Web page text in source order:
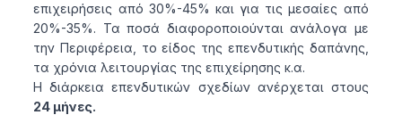
επιχειρήσεις από 30%-45% και για τις μεσαίες από
20%-35%. Τα ποσά διαφοροποιούνται ανάλογα με
την Περιφέρεια, το είδος της επενδυτικής δαπάνης,
τα χρόνια λειτουργίας της επιχείρησης κ.α.
Η διάρκεια επενδυτικών σχεδίων ανέρχεται στους
24 μήνες.